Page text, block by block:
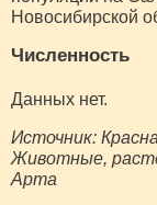
Новосибирской
Численность
Данных нет.
Источник:
Животные,
Арта